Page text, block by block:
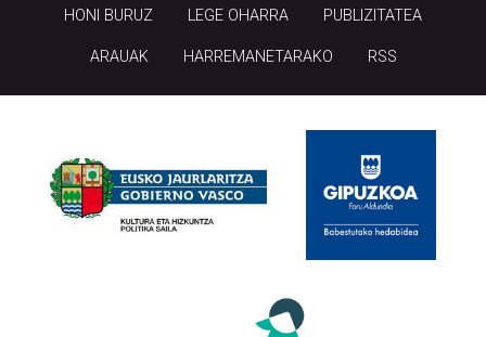
HONI BURUZ LEGE OHARRA PUBLIZITATEA
ARAUAK HARREMANETARAKO RSS